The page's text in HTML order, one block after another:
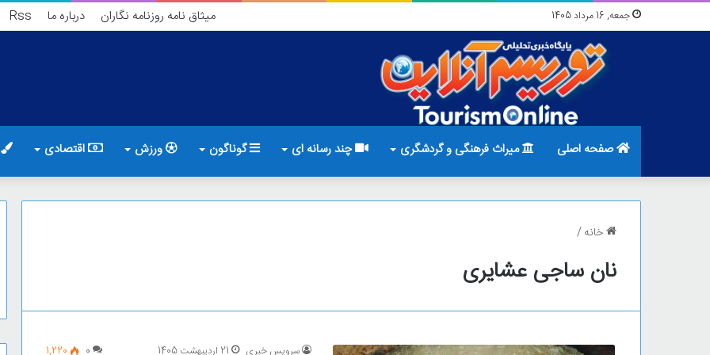
جمعه, 16 مرداد 1405 میثاق نامه روزنامه نگاران درباره ما Rss
صفحه اصلی میراث فرهنگی و گردشگری چند رسانه ای گوناگون ورزش اقتصادی
خانه/
نان ساجی عشایری
سرویس خبری 21 اردیبهشت 1405 0
1,220